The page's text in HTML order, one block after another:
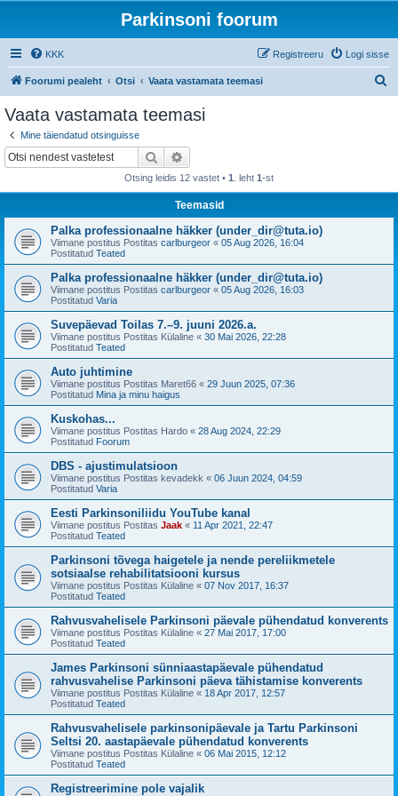
Parkinsoni foorum
KKK Logi sisse
Registreeru
Foorumi pealeht Otsi Vaata vastamata teemasi
Vaata vastamata teemasi
Mine täiendatud otsinguisse
Otsi
Otsing leidis 12 vastet • 1 . leht 1-st
Teemasid
Palka professionaalne häkker (under_dir@tuta.io)
Viimane postitus Postitas carlburgeor « 05 Aug 2026, 16:04
Postitatud Teated
Palka professionaalne häkker (under_dir@tuta.io)
Viimane postitus Postitas carlburgeor « 05 Aug 2026, 16:03
Postitatud Varia
Suvepäevad Toilas 7.–9. juuni 2026.a.
Viimane postitus Postitas Külaline « 30 Mai 2026, 22:28
Postitatud Teated
Auto juhtimine
Viimane postitus Postitas Maret66 « 29 Juun 2025, 07:36
Postitatud Mina ja minu haigus
Kuskohas...
Viimane postitus Postitas Hardo « 28 Aug 2024, 22:29
Postitatud Foorum
DBS - ajustimulatsioon
Viimane postitus Postitas kevadekk « 06 Juun 2024, 04:59
Postitatud Varia
Eesti Parkinsoniliidu YouTube kanal
Viimane postitus Postitas Jaak « 11 Apr 2021, 22:47
Postitatud Teated
Parkinsoni tõvega haigetele ja nende pereliikmetele
sotsiaalse rehabilitatsiooni kursus
Viimane postitus Postitas Külaline « 07 Nov 2017, 16:37
Postitatud Teated
Rahvusvahelisele Parkinsoni päevale pühendatud konverents
Viimane postitus Postitas Külaline « 27 Mai 2017, 17:00
Postitatud Teated
James Parkinsoni sünniaastapäevale pühendatud
rahvusvahelise Parkinsoni päeva tähistamise konverents
Viimane postitus Postitas Külaline « 18 Apr 2017, 12:57
Postitatud Teated
Rahvusvahelisele parkinsonipäevale ja Tartu Parkinsoni
Seltsi 20. aastapäevale pühendatud konverents
Viimane postitus Postitas Külaline « 06 Mai 2015, 12:12
Postitatud Teated
Registreerimine pole vajalik